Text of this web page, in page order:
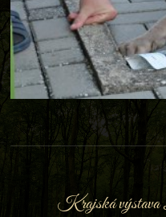
Krajská výstava